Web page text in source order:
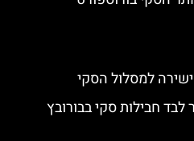
למסלול הסקי
לבד חבילות סקי בבורובץ